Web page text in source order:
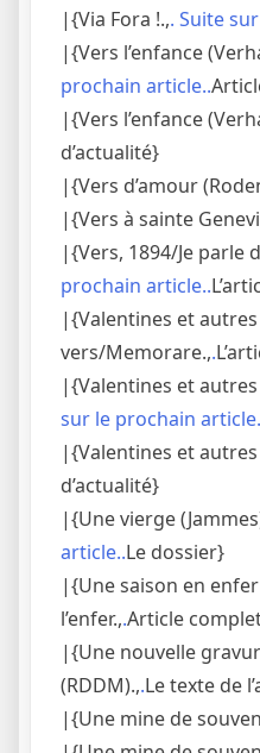
|{Via Fora !.,. Suite
|{Vers l’enfance
prochain article..
|{Vers l’enfance
d’actualité}
|{Vers d’amour
|{Vers à sainte
|{Vers, 1894/Je parle
prochain article..
|{Valentines et autres
vers/Memorare.,.
|{Valentines et
sur le prochain
|{Valentines et
d’actualité}
|{Une vierge
article..Le dossier}
|{Une saison en
l’enfer.,.Article
|{Une nouvelle
(RDDM).,.Le texte de
|{Une mine de